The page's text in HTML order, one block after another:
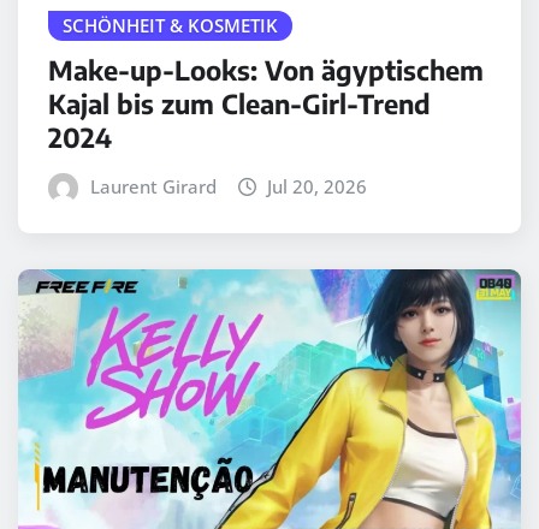
SCHÖNHEIT & KOSMETIK
Make-up-Looks: Von ägyptischem
Kajal bis zum Clean-Girl-Trend
2024
Laurent Girard Jul 20, 2026